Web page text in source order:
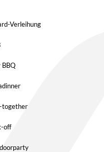
Verleihung
together
off